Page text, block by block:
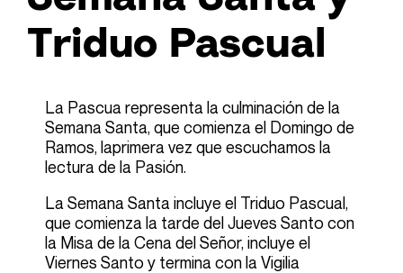
Triduo Pascual
La Pascua representa la culminación de la
Semana Santa, que comienza el Domingo de
Ramos, laprimera vez que escuchamos la
lectura de la Pasión.
La Semana Santa incluye el Triduo Pascual,
que comienza la tarde del Jueves Santo con
la Misa de la Cena del Señor, incluye el
Viernes Santo y termina con la Vigilia